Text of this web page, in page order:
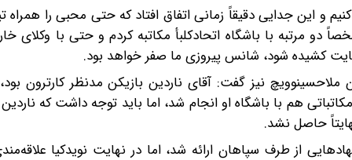
الدحیل بازی کنیم و این جدایی دقیقاً زمانی اتفاق افتاد که حتی محبی را
دو مرتبه با باشگاه اتحادکلبأ مکاتبه کردم و حتی با وکلای
کشیده شود، شانس پیروزی ما صفر خواهد بود.
ملاحسینوویچ نیز گفت: آقای ناردین بازیکن مدنظر کارترون
هم با باشگاه او انجام شد، اما باید توجه داشت که ناردین
حاصل نشد.
از طرف سپاهان ارائه شد، اما در نهایت نویدکیا